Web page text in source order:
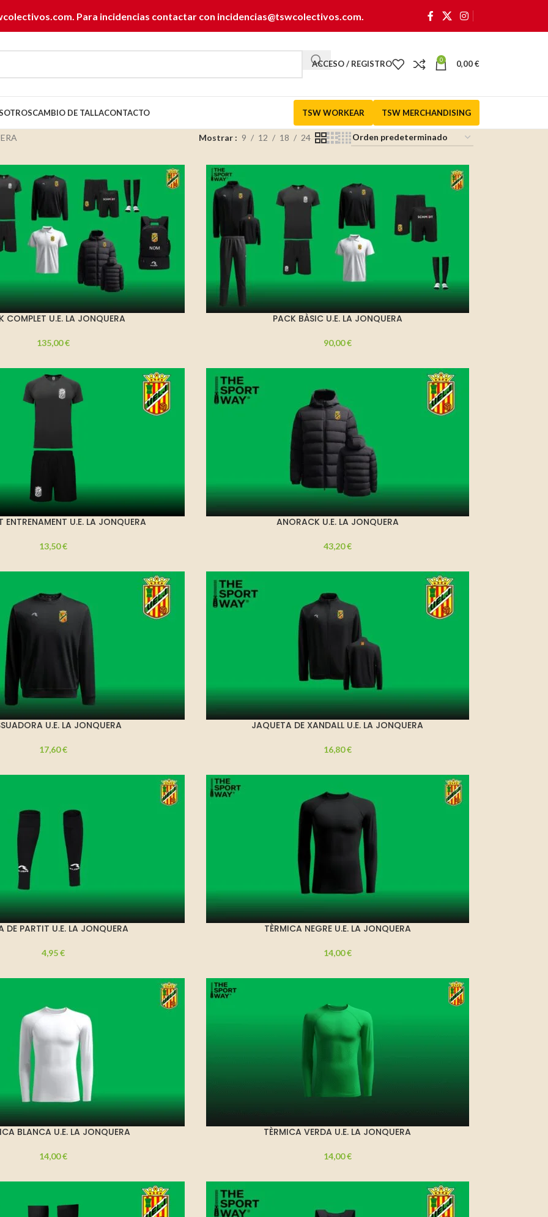
Para incidencias contactar con incidencias@tswcolectivos.com
ACCESO / REGISTRO 0 0,00€
CAMBIO DE TALLACONTACTO TSW WORKEAR TSW MERCHANDISING
Mostrar 9 12 18 24
COMPLET U.E. LA JONQUERA
135,00€
PACK BÀSIC U.E. LA JONQUERA
90,00€
U.E. LA JONQUERA
13,50€
ANORACK U.E. LA JONQUERA
43,20€
U.E. LA JONQUERA
17,60€
JAQUETA DE XANDALL U.E. LA JONQUERA
16,80€
DE PARTIT U.E. LA JONQUERA
4,95€
TÈRMICA NEGRE U.E. LA JONQUERA
14,00€
BLANCA U.E. LA JONQUERA
14,00€
TÈRMICA VERDA U.E. LA JONQUERA
14,00€